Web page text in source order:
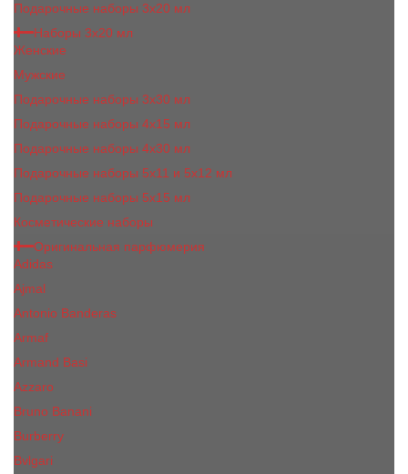
Подарочные наборы 3x20 мл
Наборы 3х20 мл
Женские
Мужские
Подарочные наборы 3х30 мл
Подарочные наборы 4x15 мл
Подарочные наборы 4x30 мл
Подарочные наборы 5x11 и 5х12 мл
Подарочные наборы 5x15 мл
Косметические наборы
Оригинальная парфюмерия
Adidas
Ajmal
Antonio Banderas
Armaf
Armand Basi
Azzaro
Bruno Banani
Burberry
Bvlgari